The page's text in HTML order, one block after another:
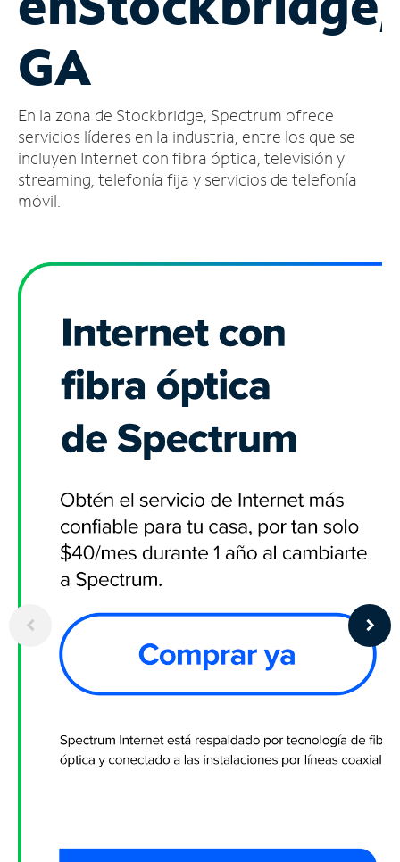
cuenta
Encuentra
tienda
GA
En la zona de Stockbridge, Spectrum ofrece
servicios líderes en la industria, entre los que se
incluyen Internet con fibra óptica, televisión y
streaming, telefonía fija y servicios de telefonía
móvil.